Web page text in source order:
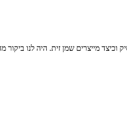
מייצרים שמן זית. היה לנו ביקור